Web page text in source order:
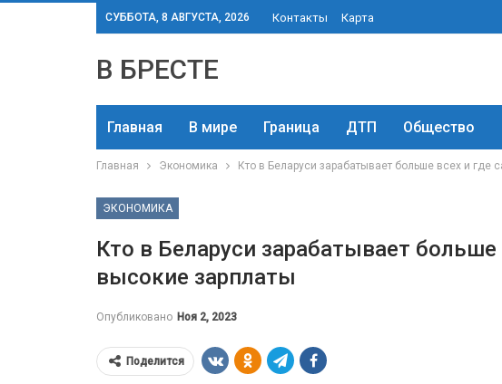
СУББОТА, 8 АВГУСТА, 2026 Контакты Карта
В БРЕСТЕ
Главная В мире Граница ДТП Общество
Главная Экономика Кто в Беларуси зарабатывает больше всех и где
ЭКОНОМИКА
Кто в Беларуси зарабатывает
высокие зарплаты
Опубликовано Ноя 2, 2023
Поделится